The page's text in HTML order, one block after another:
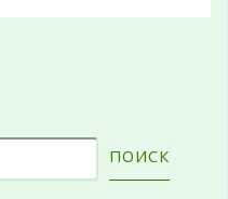
ПОИСК